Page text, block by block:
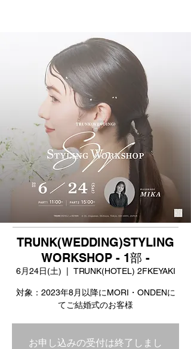
TRUNK(WEDDING)STYLING
WORKSHOP - 1部 -
6月24日(土) TRUNK(HOTEL) 2FKEYAKI
対象：2023年8月以降にMORI・ONDENに
てご結婚式のお客様
お申し込みの受付は終了しまし